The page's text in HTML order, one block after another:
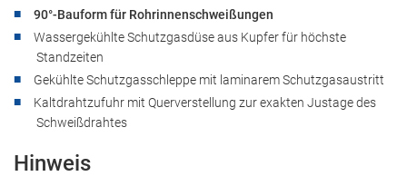
90°-Bauform für Rohrinnenschweißungen
Wassergekühlte Schutzgasdüse aus Kupfer für höchste
Standzeiten
Gekühlte Schutzgasschleppe mit laminarem Schutzgasaustritt
Kaltdrahtzufuhr mit Querverstellung zur exakten Justage des
Schweißdrahtes
Hinweis